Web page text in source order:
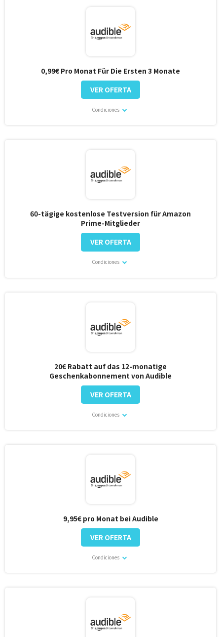
0,99€ Pro Monat Für Die Ersten 3 Monate
Condiciones
VER OFERTA
60-tägige kostenlose Testversion für Amazon
Prime-Mitglieder
Condiciones
VER OFERTA
20€ Rabatt auf das 12-monatige
Geschenkabonnement von Audible
Condiciones
VER OFERTA
9,95€ pro Monat bei Audible
Condiciones
VER OFERTA